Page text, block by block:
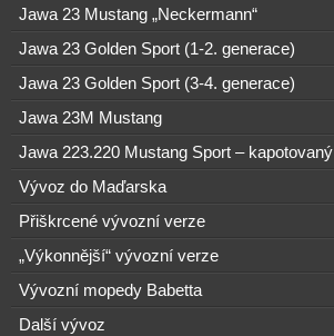
Jawa 23 Mustang „Neckermann“
Jawa 23 Golden Sport (1-2. generace)
Jawa 23 Golden Sport (3-4. generace)
Jawa 23M Mustang
Jawa 223.220 Mustang Sport – kapotovaný
Vývoz do Maďarska
Přiškrcené vývozní verze
„Výkonnější“ vývozní verze
Vývozní mopedy Babetta
Další vývoz